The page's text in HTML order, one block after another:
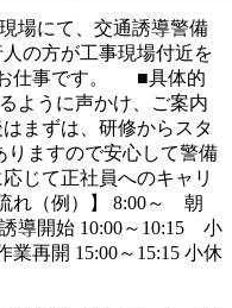
場にて、交通誘導警備
の方が工事現場付近を
お仕事です。 ■具体的
ように声かけ、ご案内
まずは、研修からスタ
りますので安心して警備
じて正社員へのキャリ
れ（例）】 8:00～ 朝
導開始 10:00～10:15 小
再開 15:00～15:15 小休